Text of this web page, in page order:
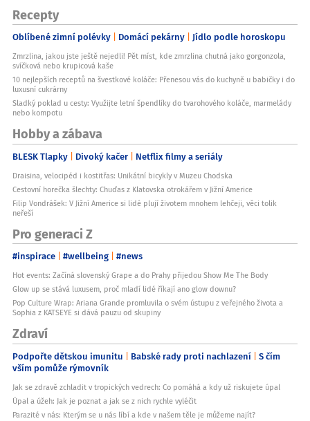
Recepty
Oblíbené zimní polévky Domácí pekárny Jídlo podle horoskopu
Zmrzlina, jakou jste ještě nejedli! Pět míst, kde zmrzlina chutná jako gorgonzola,
svíčková nebo krupicová kaše
10 nejlepších receptů na švestkové koláče: Přenesou vás do kuchyně u babičky i do
luxusní cukrárny
Sladký poklad u cesty: Využijte letní špendlíky do tvarohového koláče, marmelády
nebo kompotu
Hobby a zábava
BLESK Tlapky Divoký kačer Netflix filmy a seriály
Draisina, velocipéd i kostitřas: Unikátní bicykly v Muzeu Chodska
Cestovní horečka šlechty: Chuďas z Klatovska otrokářem v Jižní Americe
Filip Vondrášek: V Jižní Americe si lidé plují životem mnohem lehčeji, věci tolik
neřeší
Pro generaci Z
#inspirace #wellbeing #news
Hot events: Začíná slovenský Grape a do Prahy přijedou Show Me The Body
Glow up se stává luxusem, proč mladí lidé říkají ano glow downu?
Pop Culture Wrap: Ariana Grande promluvila o svém ústupu z veřejného života a
Sophia z KATSEYE si dává pauzu od skupiny
Zdraví
Podpořte dětskou imunitu Babské rady proti nachlazení S čím
vším pomůže rýmovník
Jak se zdravě zchladit v tropických vedrech: Co pomáhá a kdy už riskujete úpal
Úpal a úžeh: Jak je poznat a jak se z nich rychle vyléčit
Parazité v nás: Kterým se u nás líbí a kde v našem těle je můžeme najít?